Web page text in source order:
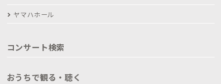
ヤマハホール
コンサート検索
おうちで観る・聴く